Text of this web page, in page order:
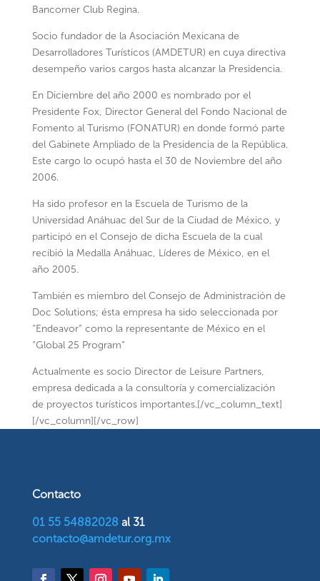
Bancomer Club Regina.
Socio fundador de la Asociación Mexicana de
Desarrolladores Turísticos (AMDETUR) en cuya directiva
desempeño varios cargos hasta alcanzar la Presidencia.
En Diciembre del año 2000 es nombrado por el
Presidente Fox, Director General del Fondo Nacional de
Fomento al Turismo (FONATUR) en donde formó parte
del Gabinete Ampliado de la Presidencia de la República.
Este cargo lo ocupó hasta el 30 de Noviembre del año
2006.
Ha sido profesor en la Escuela de Turismo de la
Universidad Anáhuac del Sur de la Ciudad de México, y
participó en el Consejo de dicha Escuela de la cual
recibió la Medalla Anáhuac, Líderes de México, en el
año 2005.
También es miembro del Consejo de Administración de
Doc Solutions; ésta empresa ha sido seleccionada por
“Endeavor” como la representante de México en el
“Global 25 Program”
Actualmente es socio Director de Leisure Partners,
empresa dedicada a la consultoría y comercialización
de proyectos turísticos importantes.[/vc_column_text]
[/vc_column][/vc_row]
Contacto
01 55 54882028 al 31
contacto@amdetur.org.mx